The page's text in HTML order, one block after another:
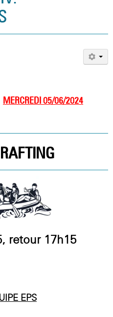
MERCREDI 05/06/2024
retour 17h15
EPS